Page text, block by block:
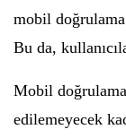
mobil
Bu da,
Mobil
edilemeyecek